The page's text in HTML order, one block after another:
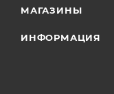
МАГАЗИНЫ
ИНФОРМАЦИЯ